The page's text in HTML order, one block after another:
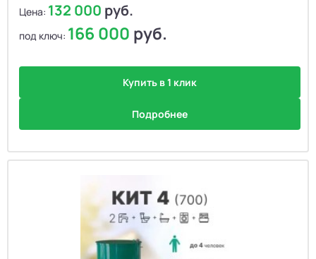
Цена: 132 000 руб.
под ключ: 166 000 руб.
Купить в 1 клик
Подробнее